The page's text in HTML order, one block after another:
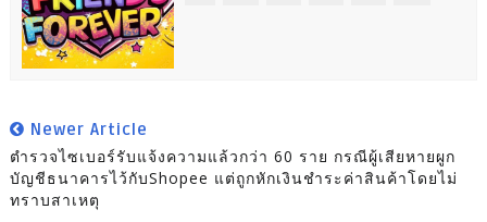
Newer Article
ตำรวจไซเบอร์รับแจ้งความแล้วกว่า 60 ราย กรณีผู้เสียหายผูก
บัญชีธนาคารไว้กับShopee แต่ถูกหักเงินชำระค่าสินค้าโดยไม่
ทราบสาเหตุ